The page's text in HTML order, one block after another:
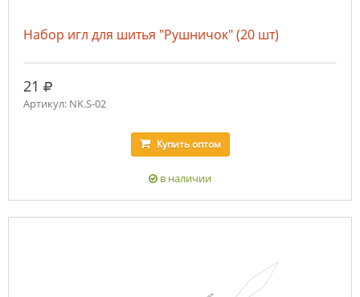
Набор игл для шитья "Рушничок" (20 шт)
21 руб.
Артикул: NK.S-02
Купитьоптом
в наличии